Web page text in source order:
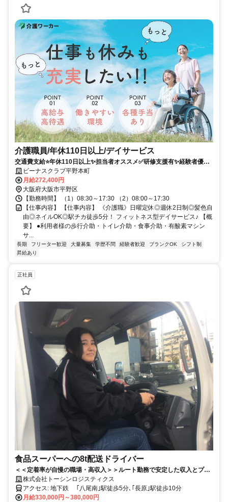
介護職員/年休110日以上/デイサービス
交通費支給⭐️年休110日以上✨担当者オススメ✅️研修支援有✨経験者優遇
⭕️週休2日✨駅チカ
ビーナスクラブ平野本町
月給272,400円
大阪府大阪市平野区
【勤務時間】 （1）08:30～17:30 （2）08:00～17:30
【仕事内容】 【仕事内容】 《介護職》日曜定休◎週休2日制◎髪色自
由◎ネイルOK◎駅チカ徒歩5分！ フィットネス型デイサービス♪ 【概
要】 ●利用者様の歩行介助・トイレ介助・食事介助・有酸素マシン
サ...
長期 フリーター歓迎 大量募集 学歴不問 経験者歓迎 ブランクOK
シフト制
昇給あり
正社員
食品スーパーへの8t配送ドライバー
＜＜定着率が自慢の職場・高収入＞＞ルート勤務で安定した収入とプラ
イベートも充実！！
株式会社トーシンロジスティクス
アクセス: 地下鉄 ｢八尾南｣駅徒歩5分､｢長原｣駅徒歩10分
月給330,000円～380,000円